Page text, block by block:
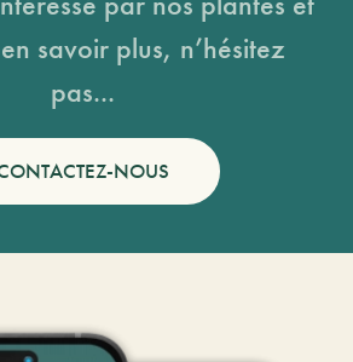
savoir plus, n’hésitez
pas...
NOUS